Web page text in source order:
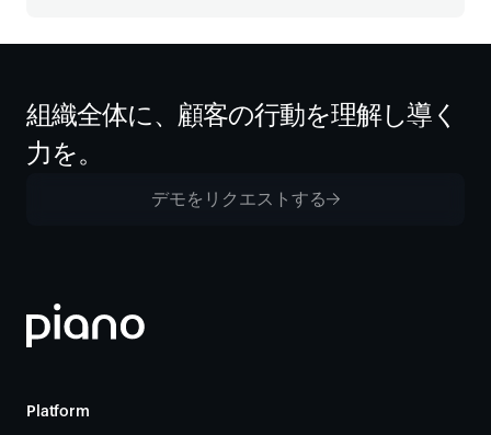
組織全体に、顧客の行動を理解し導く
力を。
デモをリクエストする
Platform